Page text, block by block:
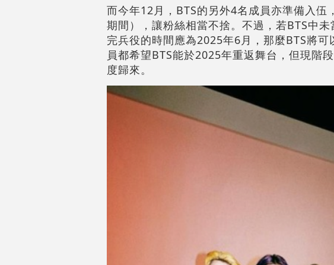
而今年12月，BTS的另外4名成員亦準備入
期間），讓粉絲相當不捨。不過，若BTS中
完兵役的時間應為2025年6月，那麼BTS將
員都希望BTS能於2025年重返舞台，但現階
度歸來。